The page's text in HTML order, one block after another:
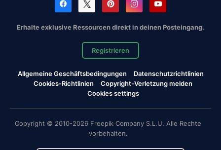
Erhalte exklusive Ressourcen direkt in deinen Posteingang.
Registrieren
Allgemeine Geschäftsbedingungen
Datenschutzrichtlinien
Cookies-Richtlinien
Copyright-Verletzung melden
Cookies settings
Copyright © 2010-2026 Freepik Company S.L.U. Alle Rechte
vorbehalten.